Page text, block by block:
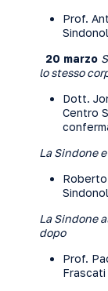
Prof.
20 marzo
lo stesso
Dott.
Centro
La Sindone
La Sindone
dopo
Prof.
Frascati